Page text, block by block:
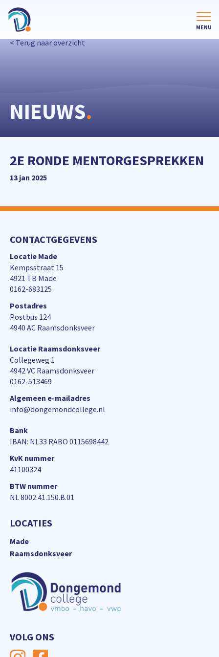
< Terug naar overzicht
NIEUWS.
2E RONDE MENTORGESPREKKEN
13 jan 2025
CONTACTGEGEVENS
Locatie Made
Kempsstraat 15
4921 TB Made
0162-683125
Postadres
Postbus 124
4940 AC Raamsdonksveer
Locatie Raamsdonksveer
Collegeweg 1
4942 VC Raamsdonksveer
0162-513469
Algemeen e-mailadres
info@dongemondcollege.nl
Bank
IBAN: NL33 RABO 0115698442
KvK nummer
41100324
BTW nummer
NL 8002.41.150.B.01
LOCATIES
Made
Raamsdonksveer
VOLG ONS